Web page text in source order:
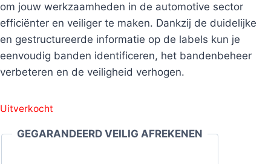
om jouw werkzaamheden in de automotive sector
efficiënter en veiliger te maken. Dankzij de duidelijke
en gestructureerde informatie op de labels kun je
eenvoudig banden identificeren, het bandenbeheer
verbeteren en de veiligheid verhogen.
Uitverkocht
GEGARANDEERD VEILIG AFREKENEN